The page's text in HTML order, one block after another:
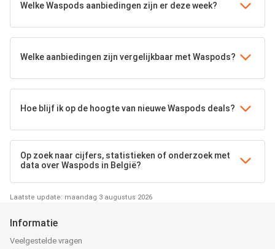
Welke Waspods aanbiedingen zijn er deze week?
Welke aanbiedingen zijn vergelijkbaar met Waspods?
Hoe blijf ik op de hoogte van nieuwe Waspods deals?
Op zoek naar cijfers, statistieken of onderzoek met
data over Waspods in België?
Laatste update: maandag 3 augustus 2026
Informatie
Veelgestelde vragen